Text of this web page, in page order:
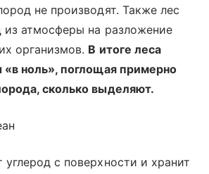
не производят. Также лес
из атмосферы на разложение
организмов. В итоге леса
«в ноль», поглощая примерно
сколько выделяют.
углерод с поверхности и хранит